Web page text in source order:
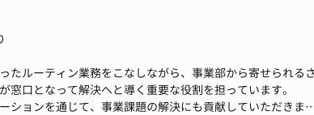
たルーティン業務をこなしながら、事業部から寄せられる
口となって解決へと導く重要な役割を担っています。
ションを通じて、事業課題の解決にも貢献していただきま